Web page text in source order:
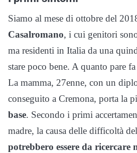
Siamo al mese di ottobre del
Casalromano, i cui genitori
ma residenti in Italia da una
stare poco bene. A quanto pare
La mamma, 27enne, con un
conseguito a Cremona, porta la
base. Secondo i primi
madre, la causa delle difficoltà
potrebbero essere da ricercare